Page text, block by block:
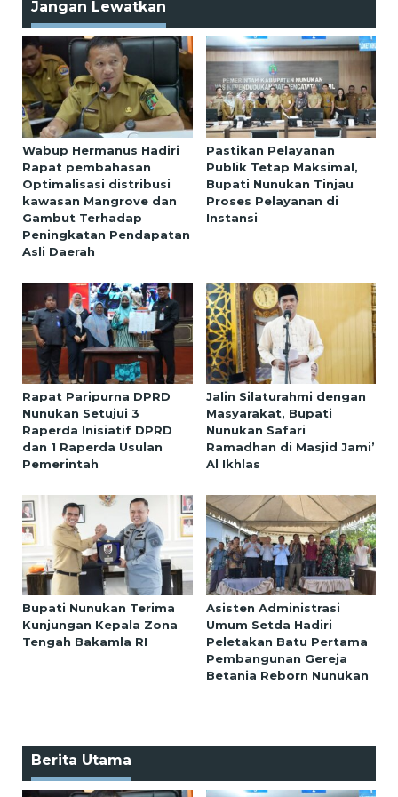
Jangan Lewatkan
Wabup Hermanus Hadiri
Rapat pembahasan
Optimalisasi distribusi
kawasan Mangrove dan
Gambut Terhadap
Peningkatan Pendapatan
Asli Daerah
Pastikan Pelayanan
Publik Tetap Maksimal,
Bupati Nunukan Tinjau
Proses Pelayanan di
Instansi
Rapat Paripurna DPRD
Nunukan Setujui 3
Raperda Inisiatif DPRD
dan 1 Raperda Usulan
Pemerintah
Jalin Silaturahmi dengan
Masyarakat, Bupati
Nunukan Safari
Ramadhan di Masjid Jami’
Al Ikhlas
Bupati Nunukan Terima
Kunjungan Kepala Zona
Tengah Bakamla RI
Asisten Administrasi
Umum Setda Hadiri
Peletakan Batu Pertama
Pembangunan Gereja
Betania Reborn Nunukan
Berita Utama